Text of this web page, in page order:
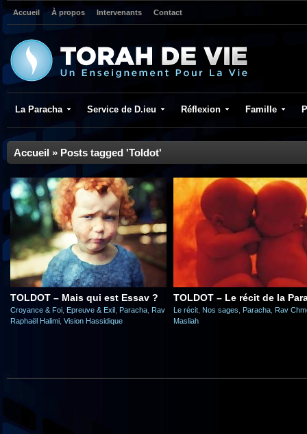
Accueil À propos Intervenants Contact
La Paracha Service de D.ieu Réflexion Famille
Accueil » Posts tagged 'Toldot'
TOLDOT – Mais qui est Essav ?
Croyance & Foi Epreuve & Exil Paracha Rav
Raphaël Halimi Vision Hassidique
TOLDOT – Le récit de la
Le récit Nos sages Paracha Rav
Masliah